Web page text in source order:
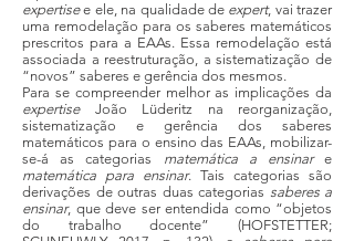
expertisee ele, na qualidade de expert, vai trazer
uma remodelação para os saberes matemáticos
prescritos para a EAAs. Essa remodelação está
associada a reestruturação, a sistematização de
“novos” saberes e gerência dos mesmos.
Para se compreender melhor as implicações da
expertiseJoão Lüderitz na reorganização,
sistematização e gerência dos saberes
matemáticos para o ensino das EAAs, mobilizar-
se-á as categorias matemática a ensinare
matemática para ensinar. Tais categorias são
derivações de outras duas categorias saberes a
ensinar, que deve ser entendida como “objetos
do trabalho docente” (HOFSTETTER;